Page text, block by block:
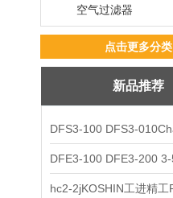
空气过滤器
点击更多分类
新品推荐